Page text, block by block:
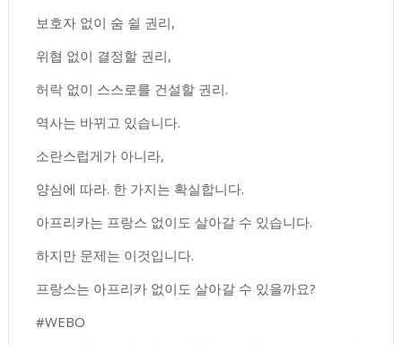
보호자 없이 숨 쉴 권리,
위협 없이 결정할 권리,
허락 없이 스스로를 건설할 권리.
역사는 바뀌고 있습니다.
소란스럽게가 아니라,
양심에 따라. 한 가지는 확실합니다.
아프리카는 프랑스 없이도 살아갈 수 있습니다.
하지만 문제는 이것입니다.
프랑스는 아프리카 없이도 살아갈 수 있을까요?
#WEBO